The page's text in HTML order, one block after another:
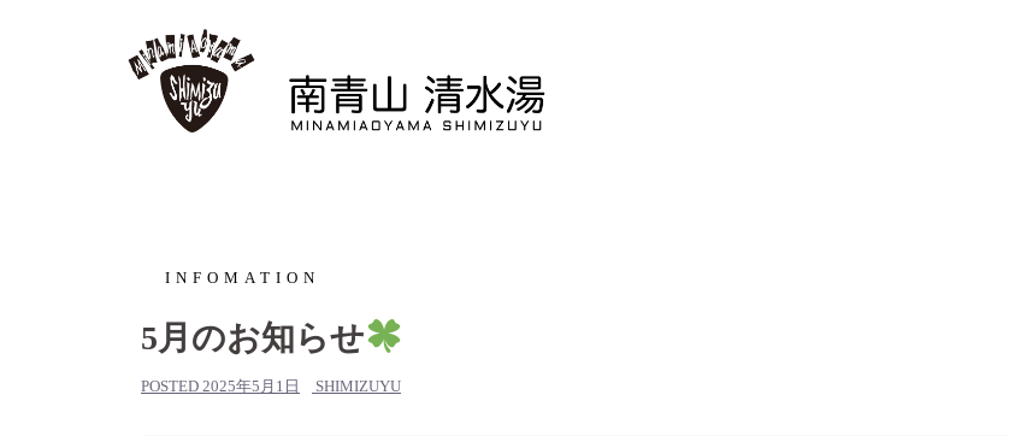
INFOMATION
5月のお知らせ
POSTED 2025年5月1日 SHIMIZUYU